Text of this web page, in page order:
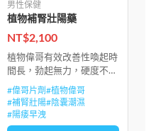
男性保健
植物補腎壯陽藥
NT$2,100
植物偉哥有效改善性喚起時
間長，勃起無力，硬度不
夠，陽痿早洩，性生活持續
時間不夠，興奮和敏感度
低，性生活質量低下，射精
無力，射精疼痛，前列腺
#偉哥片劑#植物偉哥
#補腎壯陽#陰囊潮濕
#陽痿早洩